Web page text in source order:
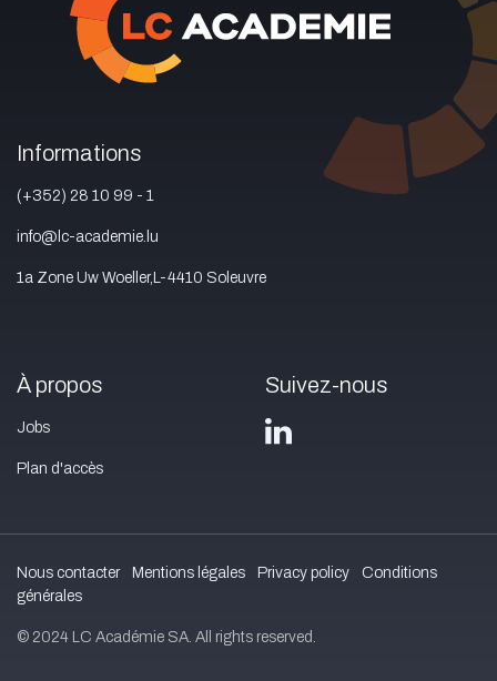
Informations
(+352) 28 10 99 - 1
info@lc-academie.lu
1a Zone Uw Woeller,L-4410 Soleuvre
À propos
Jobs
Plan d'accès
Suivez-nous
© 2024 LC Académie SA. All rights reserved.
Nous contacter Mentions légales Privacy policy
Conditions
générales